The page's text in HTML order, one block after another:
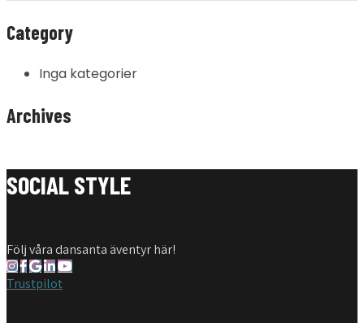
Category
Inga kategorier
Archives
SOCIAL STYLE
Följ våra dansanta äventyr här!
Trustpilot